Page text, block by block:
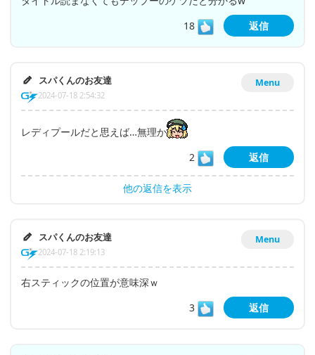
18
返信
Menu
スパくんのお友達
2024-07-18 2:54:32
レディプールだと思えば…無理か
2
返信
他の返信を表示
Menu
スパくんのお友達
2024-07-18 2:19:13
右スティックの位置が意味深ｗ
3
返信